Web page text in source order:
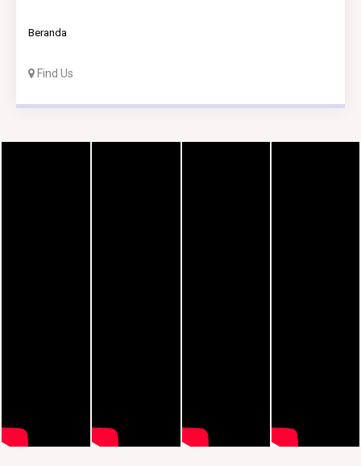
Beranda
Find Us